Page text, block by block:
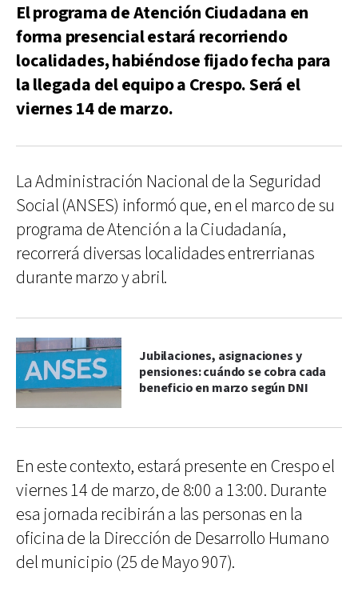
El programa de Atención Ciudadana en
forma presencial estará recorriendo
localidades, habiéndose fijado fecha para
la llegada del equipo a Crespo. Será el
viernes 14 de marzo.
La Administración Nacional de la Seguridad
Social (ANSES) informó que, en el marco de su
programa de Atención a la Ciudadanía,
recorrerá diversas localidades entrerrianas
durante marzo y abril.
Jubilaciones, asignaciones y
pensiones: cuándo se cobra cada
beneficio en marzo según DNI
En este contexto, estará presente en Crespo el
viernes 14 de marzo, de 8:00 a 13:00. Durante
esa jornada recibirán a las personas en la
oficina de la Dirección de Desarrollo Humano
del municipio (25 de Mayo 907).